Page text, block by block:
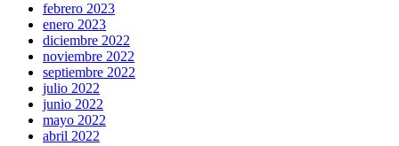
febrero 2023
enero 2023
diciembre 2022
noviembre 2022
septiembre 2022
julio 2022
junio 2022
mayo 2022
abril 2022